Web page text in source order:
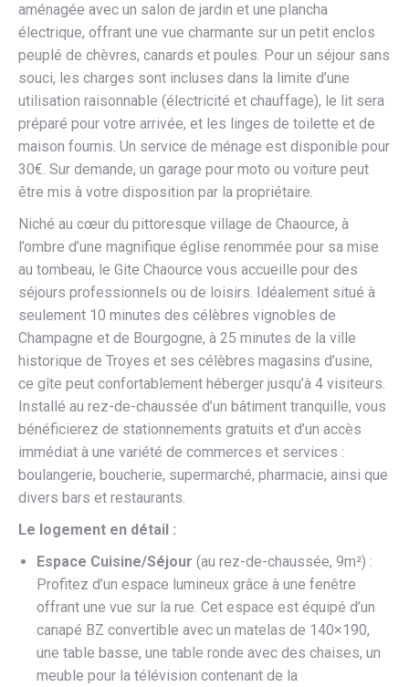
aménagée avec un salon de jardin et une plancha
électrique, offrant une vue charmante sur un petit enclos
peuplé de chèvres, canards et poules. Pour un séjour sans
souci, les charges sont incluses dans la limite d’une
utilisation raisonnable (électricité et chauffage), le lit sera
préparé pour votre arrivée, et les linges de toilette et de
maison fournis. Un service de ménage est disponible pour
30€. Sur demande, un garage pour moto ou voiture peut
être mis à votre disposition par la propriétaire.
Niché au cœur du pittoresque village de Chaource, à
l’ombre d’une magnifique église renommée pour sa mise
au tombeau, le Gite Chaource vous accueille pour des
séjours professionnels ou de loisirs. Idéalement situé à
seulement 10 minutes des célèbres vignobles de
Champagne et de Bourgogne, à 25 minutes de la ville
historique de Troyes et ses célèbres magasins d’usine,
ce gîte peut confortablement héberger jusqu’à 4 visiteurs.
Installé au rez-de-chaussée d’un bâtiment tranquille, vous
bénéficierez de stationnements gratuits et d’un accès
immédiat à une variété de commerces et services :
boulangerie, boucherie, supermarché, pharmacie, ainsi que
divers bars et restaurants.
Le logement en détail :
Espace Cuisine/Séjour (au rez-de-chaussée, 9m²) :
Profitez d’un espace lumineux grâce à une fenêtre
offrant une vue sur la rue. Cet espace est équipé d’un
canapé BZ convertible avec un matelas de 140×190,
une table basse, une table ronde avec des chaises, un
meuble pour la télévision contenant de la